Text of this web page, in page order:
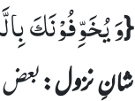
{وَ یُخَوِّفُوْنَكَ
شانِ نزول: